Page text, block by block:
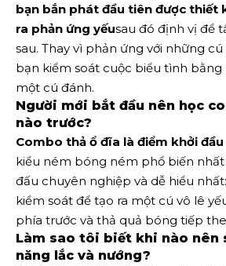
bạn bắn phát đầu tiên được thiết
ra phản ứng yếusau đó định vị để
sau. Thay vì phản ứng với những
bạn kiểm soát cuộc biểu tình
một cú đánh.
Người mới bắt đầu nên học
nào trước?
Combo thả ổ đĩa là điểm khởi
kiểu ném bóng ném phổ biến
đấu chuyên nghiệp và dễ hiểu
kiểm soát để tạo ra một cú vô lê
phía trước và thả quả bóng tiếp
Làm sao tôi biết khi nào nên
năng lắc và nướng?